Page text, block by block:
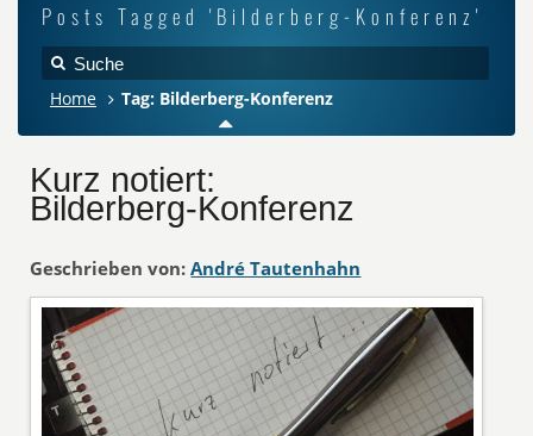
Posts Tagged 'Bilderberg-Konferenz'
Home Tag: Bilderberg-Konferenz
Kurz notiert:
Bilderberg-Konferenz
Geschrieben von: André Tautenhahn